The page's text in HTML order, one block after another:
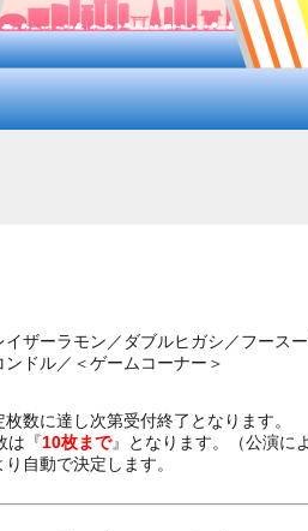
ザーラモン／ダブルヒガシ／フース
ドル／＜ゲームコーナー＞
数に達し次第受付終了となります。
は『10枚まで』となります。（公演に
自動で決定します。